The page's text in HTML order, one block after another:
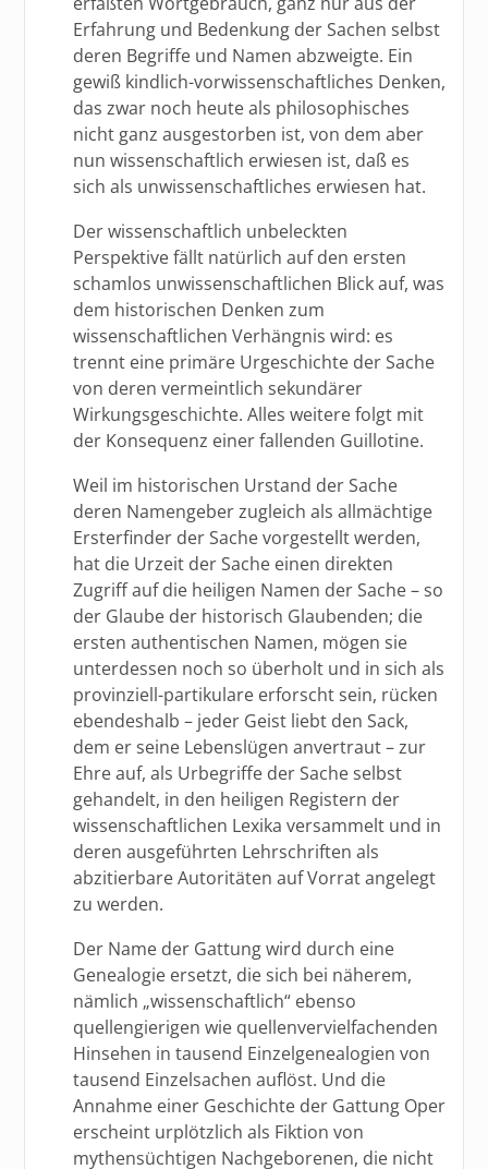
Erfahrung und Bedenkung der Sachen selbst
deren Begriffe und Namen abzweigte. Ein
gewiß kindlich-vorwissenschaftliches Denken,
das zwar noch heute als philosophisches
nicht ganz ausgestorben ist, von dem aber
nun wissenschaftlich erwiesen ist, daß es
sich als unwissenschaftliches erwiesen hat.
Der wissenschaftlich unbeleckten
Perspektive fällt natürlich auf den ersten
schamlos unwissenschaftlichen Blick auf, was
dem historischen Denken zum
wissenschaftlichen Verhängnis wird: es
trennt eine primäre Urgeschichte der Sache
von deren vermeintlich sekundärer
Wirkungsgeschichte. Alles weitere folgt mit
der Konsequenz einer fallenden Guillotine.
Weil im historischen Urstand der Sache
deren Namengeber zugleich als allmächtige
Ersterfinder der Sache vorgestellt werden,
hat die Urzeit der Sache einen direkten
Zugriff auf die heiligen Namen der Sache – so
der Glaube der historisch Glaubenden; die
ersten authentischen Namen, mögen sie
unterdessen noch so überholt und in sich als
provinziell-partikulare erforscht sein, rücken
ebendeshalb – jeder Geist liebt den Sack,
dem er seine Lebenslügen anvertraut – zur
Ehre auf, als Urbegriffe der Sache selbst
gehandelt, in den heiligen Registern der
wissenschaftlichen Lexika versammelt und in
deren ausgeführten Lehrschriften als
abzitierbare Autoritäten auf Vorrat angelegt
zu werden.
Der Name der Gattung wird durch eine
Genealogie ersetzt, die sich bei näherem,
nämlich „wissenschaftlich“ ebenso
quellengierigen wie quellenvervielfachenden
Hinsehen in tausend Einzelgenealogien von
tausend Einzelsachen auflöst. Und die
Annahme einer Geschichte der Gattung Oper
erscheint urplötzlich als Fiktion von
mythensüchtigen Nachgeborenen, die nicht